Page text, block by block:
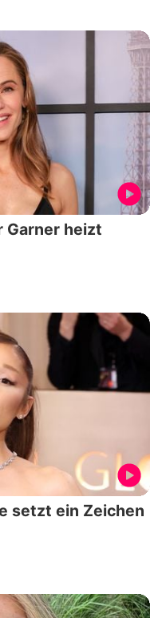
Garner heizt
setzt ein Zeichen